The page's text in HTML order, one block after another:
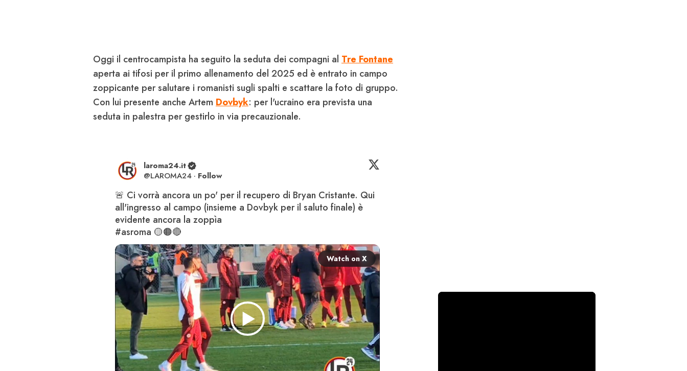
Oggi il centrocampista ha seguito la seduta dei compagni al Tre Fontane
aperta ai tifosi per il primo allenamento del 2025 ed è entrato in campo
zoppicante per salutare i romanisti sugli spalti e scattare la foto di gruppo.
Con lui presente anche Artem Dovbyk: per l'ucraino era prevista una
seduta in palestra per gestirlo in via precauzionale.
laroma24.it
@LAROMA24 · Follow
🚨 Ci vorrà ancora un po' per il recupero di Bryan Cristante. Qui
all'ingresso al campo (insieme a Dovbyk per il saluto finale) è
#asroma 🟡🟠🔴
Watch on X